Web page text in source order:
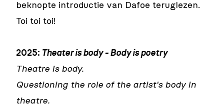
beknopte introductie van Dafoe teruglezen.
Toi toi toi!
2025: Theater is body - Body is poetry
Theatre is body.
Questioning the role of the artist's body in
theatre.